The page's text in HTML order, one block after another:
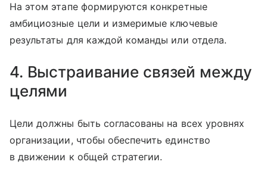
На этом этапе формируются конкретные
амбициозные цели и измеримые ключевые
результаты для каждой команды или отдела.
4. Выстраивание связей между
целями
Цели должны быть согласованы на всех уровнях
организации, чтобы обеспечить единство
в движении к общей стратегии.